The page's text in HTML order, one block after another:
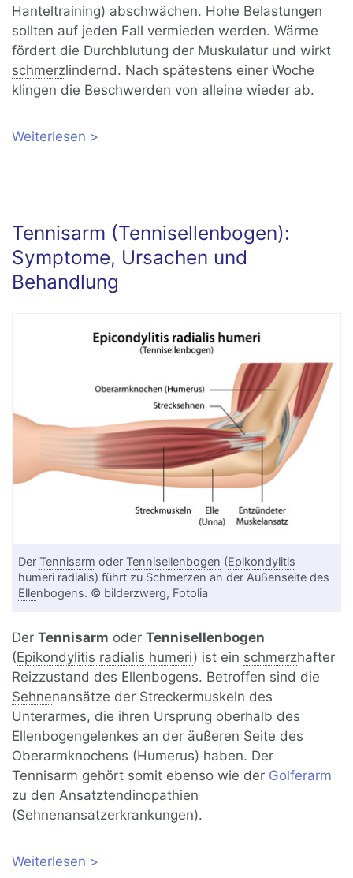
Hanteltraining) abschwächen. Hohe Belastungen
sollten auf jeden Fall vermieden werden. Wärme
fördert die Durchblutung der Muskulatur und wirkt
schmerzlindernd. Nach spätestens einer Woche
klingen die Beschwerden von alleine wieder ab.
Weiterlesen über Muskelkater: Was ist das und wie
Tennisarm (Tennisellenbogen):
Symptome, Ursachen und
Behandlung
DerTennisarm oderTennisellenbogen (Epikondylitis
humeri radialis) führt zu Schmerzen an der Außenseite des
Ellenbogens. © bilderzwerg, Fotolia
DerTennisarm oderTennisellenbogen
(Epikondylitis radialis humeri) ist ein schmerzhafter
Reizzustand des Ellenbogens. Betroffen sind die
Sehnenansätze der Streckermuskeln des
Unterarmes, die ihren Ursprung oberhalb des
Ellenbogengelenkes an der äußeren Seite des
Oberarmknochens (Humerus) haben. Der
Tennisarm gehört somit ebenso wie der Golferarm
zu den Ansatztendinopathien
(Sehnenansatzerkrankungen).
Weiterlesen über Tennisarm (Tennisellenbogen):